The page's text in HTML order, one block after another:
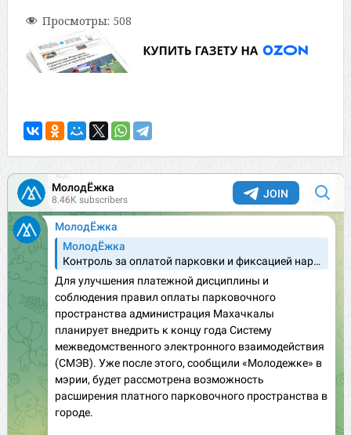
Просмотры: 508